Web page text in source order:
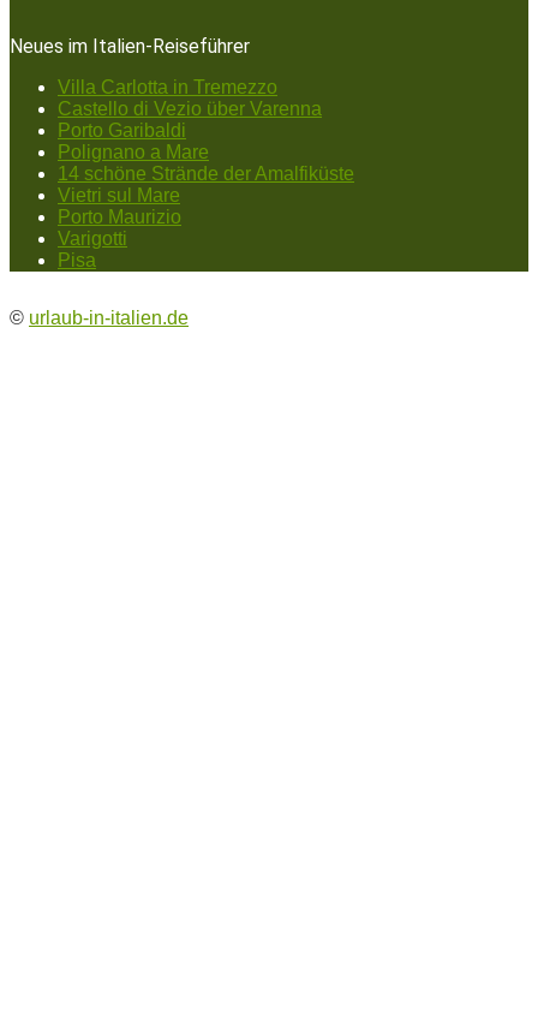
Neues im Italien-Reiseführer
Villa Carlotta in Tremezzo
Castello di Vezio über Varenna
Porto Garibaldi
Polignano a Mare
14 schöne Strände der Amalfiküste
Vietri sul Mare
Porto Maurizio
Varigotti
Pisa
© urlaub-in-italien.de